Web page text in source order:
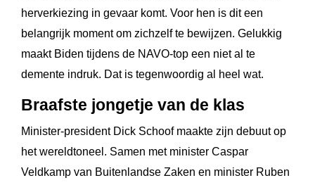
herverkiezing in gevaar komt. Voor hen is dit een
belangrijk moment om zichzelf te bewijzen. Gelukkig
maakt Biden tijdens de NAVO-top een niet al te
demente indruk. Dat is tegenwoordig al heel wat.
Braafste jongetje van de klas
Minister-president Dick Schoof maakte zijn debuut op
het wereldtoneel. Samen met minister Caspar
Veldkamp van Buitenlandse Zaken en minister Ruben